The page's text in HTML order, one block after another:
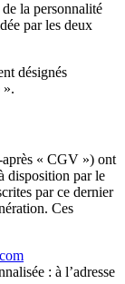
la personnalité
par les deux
désignés
».
après « CGV ») ont
disposition par le
par ce dernier
Ces
: à l’adresse